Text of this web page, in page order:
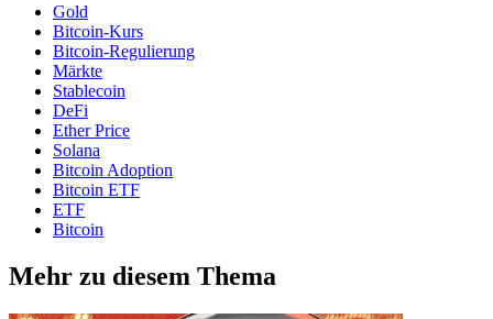
Gold
Bitcoin-Kurs
Bitcoin-Regulierung
Märkte
Stablecoin
DeFi
Ether Price
Solana
Bitcoin Adoption
Bitcoin ETF
ETF
Bitcoin
Mehr zu diesem Thema